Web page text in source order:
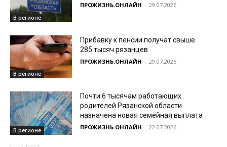
В регионе
ПРОЖИЗНЬ.ОНЛАЙН - 29.07.2026
В регионе
Прибавку к пенсии получат свыше
285 тысяч рязанцев
ПРОЖИЗНЬ.ОНЛАЙН - 29.07.2026
В регионе
Почти 6 тысячам работающих
родителей Рязанской области
назначена новая семейная выплата
ПРОЖИЗНЬ.ОНЛАЙН - 22.07.2026